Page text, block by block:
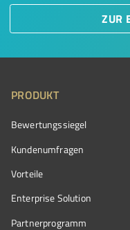
ZUR
PRODUKT
Bewertungssiegel
Kundenumfragen
Vorteile
Enterprise Solution
Partnerprogramm